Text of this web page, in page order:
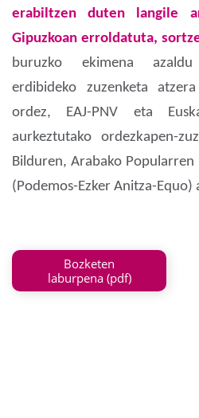
erabiltzen duten langile
Gipuzkoan erroldatuta,
buruzko ekimena
erdibideko zuzenketa
ordez, EAJ-PNV eta
aurkeztutako ordezkapen-
Bilduren, Arabako
(Podemos-Ezker Anitza-
Bozketen
laburpena (pdf)